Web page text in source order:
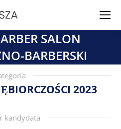
SALON
BARBERSKI
2023
kandydata